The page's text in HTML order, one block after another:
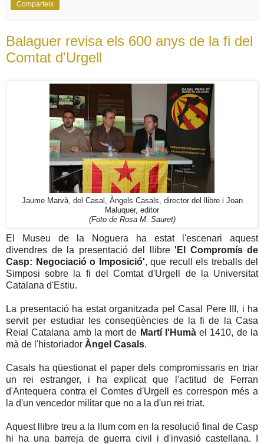
Comparteix
Balaguer revisa els 600 anys de la fi del
Comtat d'Urgell
Jaume Marvà, del Casal, Àngels Casals, director del llibre i Joan
Maluquer, editor
(Foto de Rosa M. Sauret)
El Museu de la Noguera ha estat l'escenari aquest
divendres de la presentació del llibre'El Compromís de
Casp: Negociació o Imposició', que recull els treballs del
Simposi sobre la fi del Comtat d'Urgell de la Universitat
Catalana d'Estiu.
La presentació ha estat organitzada pel Casal Pere III, i ha
servit per estudiar les conseqüències de la fi de la Casa
Reial Catalana amb la mort de Martí l'Humàel 1410, de la
mà de l'historiador Àngel Casals.
Casals ha qüestionat el paper dels compromissaris en triar
un rei estranger, i ha explicat que l'actitud de Ferran
d'Antequera contra el Comtes d'Urgell es correspon més a
la d'un vencedor militar que no a la d'un rei triat.
Aquest llibre treu a la llum com en la resolució final de Casp
hi ha una barreja de guerra civil i d'invasió castellana. I